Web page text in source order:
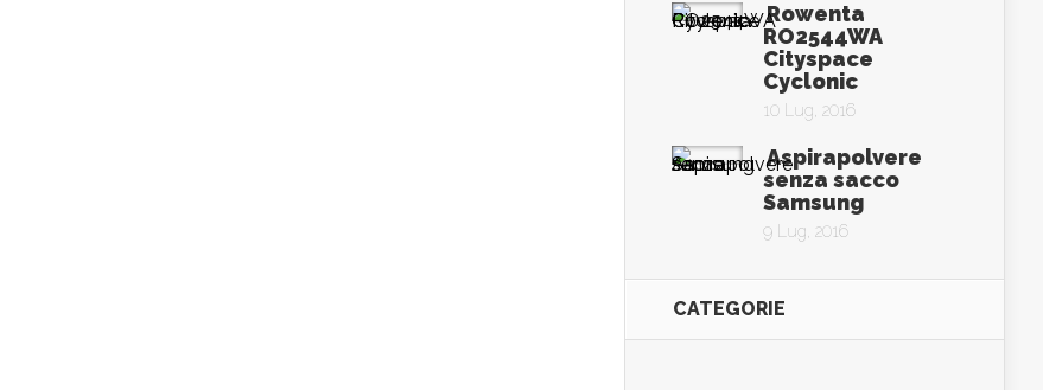
Rowenta
RO2544WA
Cityspace
Cyclonic
10 Lug, 2016
Aspirapolvere
senza sacco
Samsung
9 Lug, 2016
CATEGORIE